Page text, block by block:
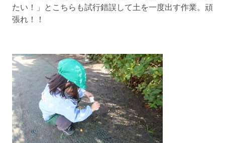
たい！」とこちらも試行錯誤して土を一度出す作業。頑
張れ！！